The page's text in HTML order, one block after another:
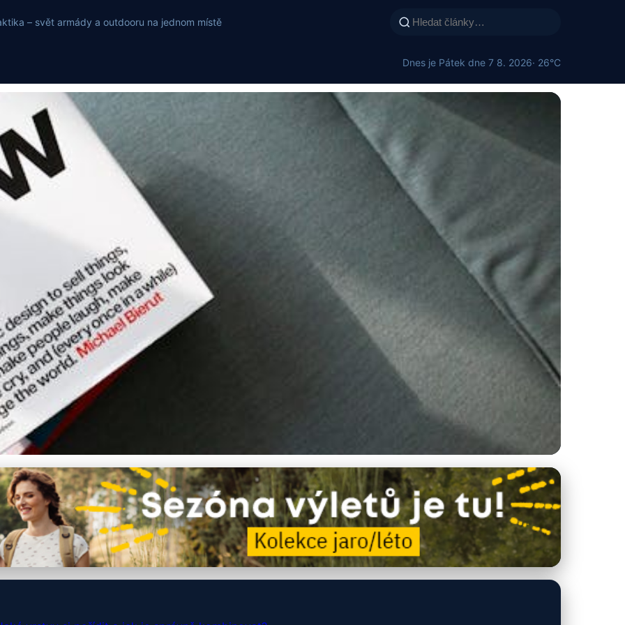
– svět armády a outdooru na jednom místě
Dnes je Pátek dne 7 8. 2026· 26°C
zimu: Jak správně vrstvit a